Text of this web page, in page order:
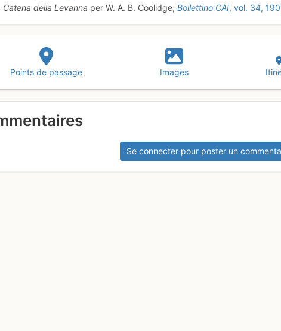
Catena della Levanna per W. A. B. Coolidge,Bollettino CAI, vol. 34,
Points de passage Images
Se connecter pour poster un